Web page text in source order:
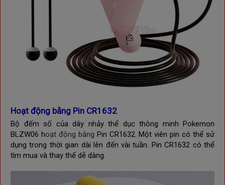
Hoạt động bằng Pin CR1632
Bộ đếm số của dây nhảy thể dục thông minh Pokemon
BLZW06 hoạt động bằng Pin CR1632. Một viên pin có thể sử
dụng trong thời gian dài lên đến vài tuần. PinCR1632 có thể
tìm mua và thay thế dễ dàng.